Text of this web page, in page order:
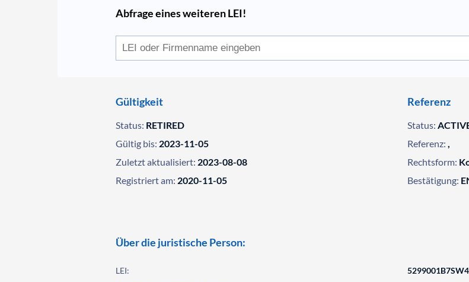
Abfrage eines weiteren LEI!
Gültigkeit
Status: RETIRED
Gültig bis: 2023-11-05
Zuletzt aktualisiert: 2023-08-08
Registriert am: 2020-11-05
Referenz
Status:
Referenz: ,
Rechtsform:
Bestätigung:
Über die juristische Person:
LEI: